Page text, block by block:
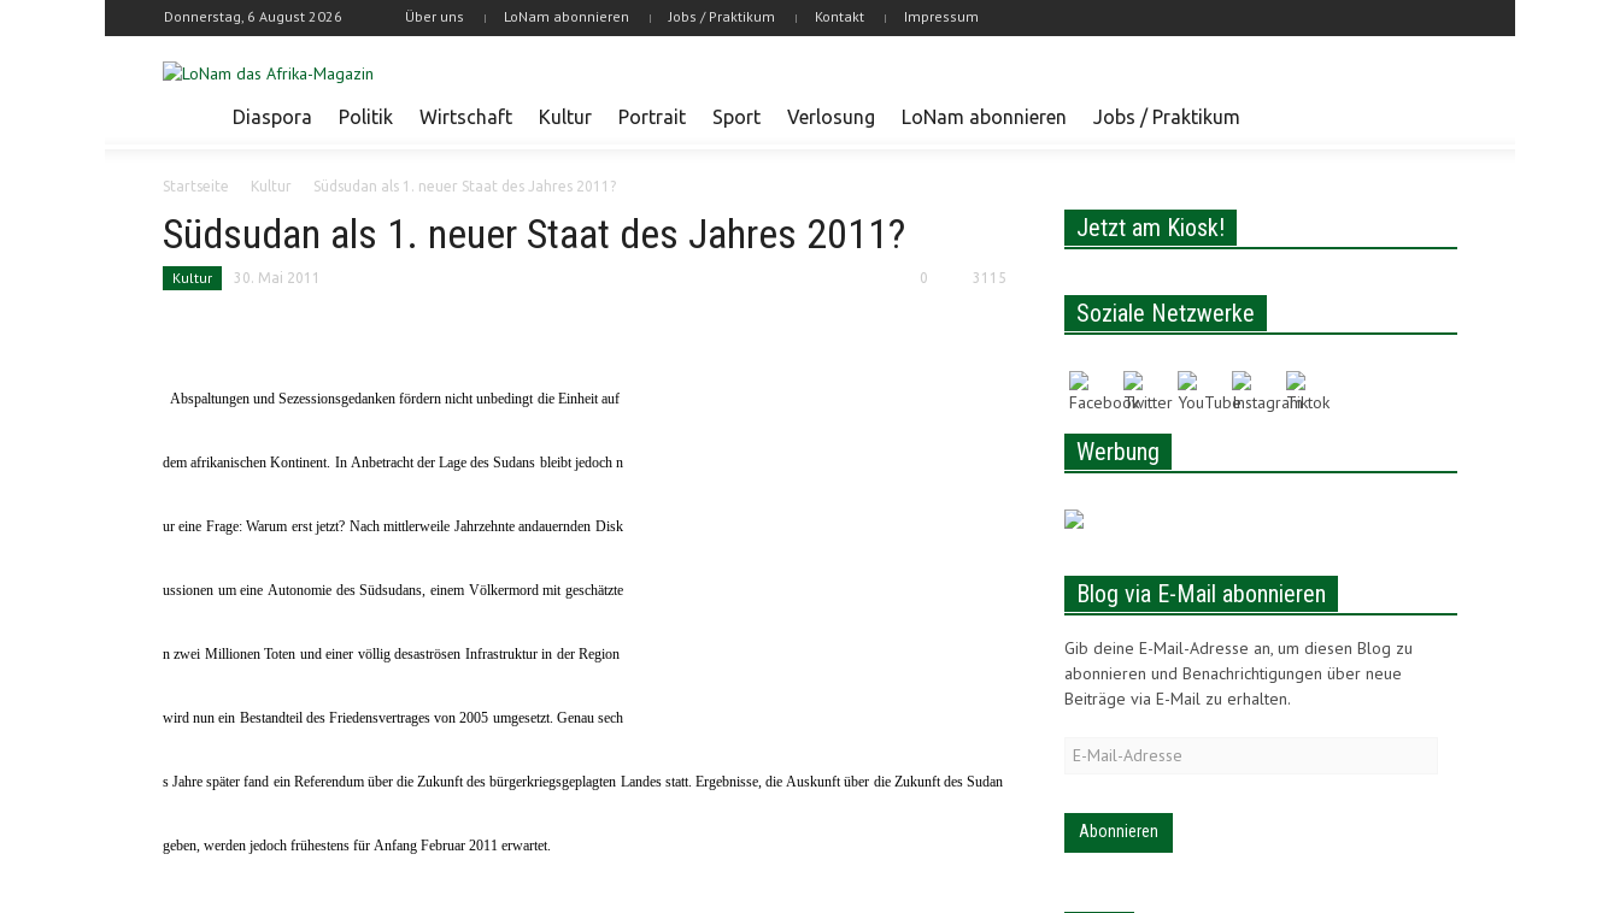
Donnerstag, 6 August 2026 Über uns LoNam abonnieren Jobs / Praktikum Kontakt Impressum
Diaspora Politik Wirtschaft Kultur Portrait Sport Verlosung LoNam abonnieren Jobs / Praktikum
Startseite Kultur Südsudan als 1. neuer Staat des Jahres 2011?
Südsudan als 1. neuer Staat des Jahres 2011?
Kultur 30. Mai 2011 0 3115
Abspaltungen und Sezessionsgedanken fördern nicht unbedingt die Einheit auf
dem afrikanischen Kontinent. In Anbetracht der Lage des Sudans bleibt jedoch n
ur eine Frage: Warum erst jetzt? Nach mittlerweile Jahrzehnte andauernden Disk
ussionen um eine Autonomie des Südsudans, einem Völkermord mit geschätzte
n zwei Millionen Toten und einer völlig desaströsen Infrastruktur in der Region
wird nun ein Bestandteil des Friedensvertrages von 2005 umgesetzt. Genau sech
s Jahre später fand ein Referendum über die Zukunft des bürgerkriegsgeplagten Landes statt. Ergebnisse, die Auskunft über die Zukunft des Sudan
geben, werden jedoch frühestens für Anfang Februar 2011 erwartet.
Jetzt am Kiosk!
Soziale Netzwerke
Werbung
Blog via E-Mail abonnieren
Gib deine E-Mail-Adresse an, um diesen Blog zu
abonnieren und Benachrichtigungen über neue
Beiträge via E-Mail zu erhalten.
E-